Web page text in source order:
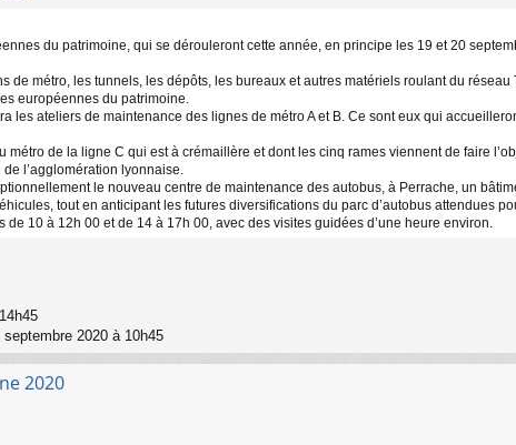
du patrimoine, qui se dérouleront cette année, en principe les 19 et 20
de métro, les tunnels, les dépôts, les bureaux et autres matériels roulant du
européennes du patrimoine.
les ateliers de maintenance des lignes de métro A et B. Ce sont eux qui
métro de la ligne C qui est à crémaillère et dont les cinq rames viennent de faire
l’agglomération lyonnaise.
le nouveau centre de maintenance des autobus, à Perrache, un
tout en anticipant les futures diversifications du parc d’autobus attendues
de 10 à 12h 00 et de 14 à 17h 00, avec des visites guidées d’une heure environ.
2020 à 10h45
2020